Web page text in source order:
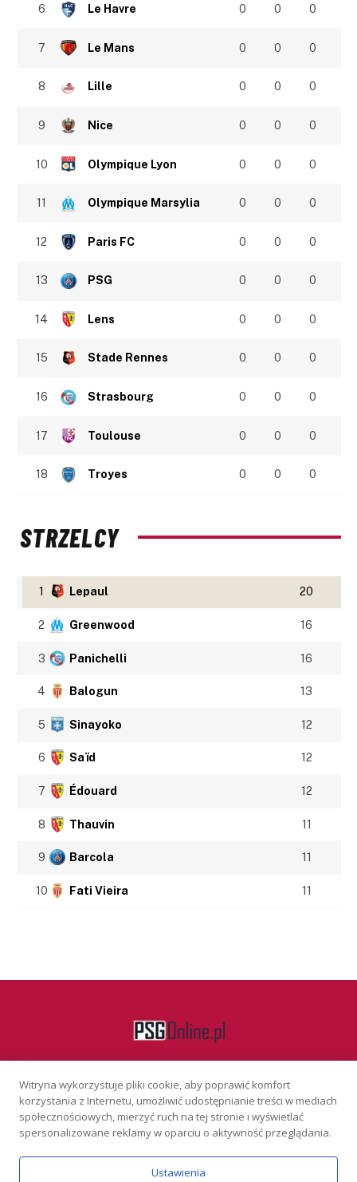
6 Le Havre 0 0 0
7 Le Mans 0 0 0
8 Lille 0 0 0
9 Nice 0 0 0
10 Olympique Lyon 0 0 0
11 Olympique Marsylia 0 0 0
12 Paris FC 0 0 0
13 PSG 0 0 0
14 Lens 0 0 0
15 Stade Rennes 0 0 0
16 Strasbourg 0 0 0
17 Toulouse 0 0 0
18 Troyes 0 0 0
STRZELCY
1 Lepaul 20
2 Greenwood 16
3 Panichelli 16
4 Balogun 13
5 Sinayoko 12
6 Saïd 12
7 Édouard 12
8 Thauvin 11
9 Barcola 11
10 Fati Vieira 11
Facebook
KONTAKT REKLAMA POLITYKA PRYWATNOŚCI
Serwis wyłącznie dla osób powyżej 18 lat. Hazard może uzależniać.
Witryna wykorzystuje pliki cookie, aby poprawić komfort
korzystania z Internetu, umożliwić udostępnianie treści w mediach
społecznościowych, mierzyć ruch na tej stronie i wyświetlać
spersonalizowane reklamy w oparciu o aktywność przeglądania.
Ustawienia